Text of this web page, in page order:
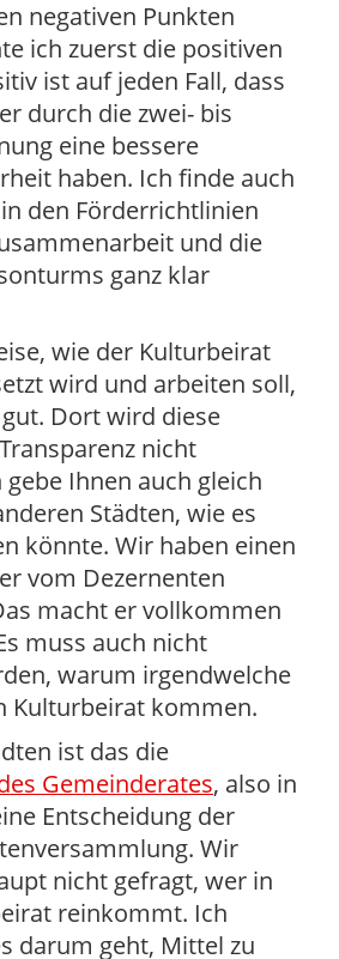
negativen Punkten
ich zuerst die positiven
ist auf jeden Fall, dass
durch die zwei- bis
eine bessere
haben. Ich finde auch
den Förderrichtlinien
und die
ganz klar
wie der Kulturbeirat
wird und arbeiten soll,
Dort wird diese
nicht
Ihnen auch gleich
Städten, wie es
könnte. Wir haben einen
vom Dezernenten
macht er vollkommen
muss auch nicht
warum irgendwelche
Kulturbeirat kommen.
ist das die
Gemeinderates, also in
Entscheidung der
Wir
nicht gefragt, wer in
reinkommt. Ich
darum geht, Mittel zu